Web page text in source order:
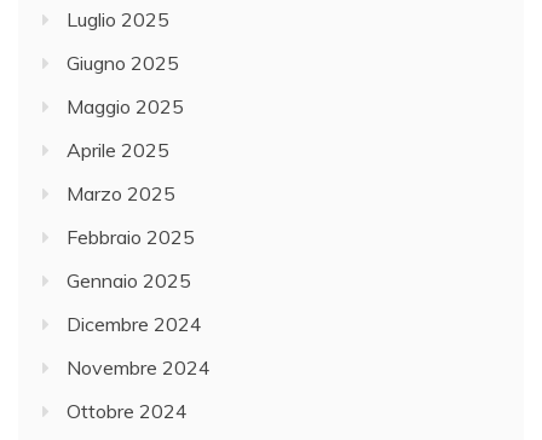
Luglio 2025
Giugno 2025
Maggio 2025
Aprile 2025
Marzo 2025
Febbraio 2025
Gennaio 2025
Dicembre 2024
Novembre 2024
Ottobre 2024